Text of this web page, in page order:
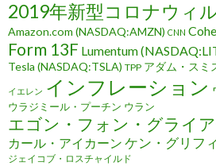
2019年新型コロナウィ
Amazon.com (NASDAQ:AMZN) CNN
Form 13F Lumentum
Tesla (NASDAQ:TSLA) TPP アダム・スミ
イエレン インフレーション
ウラジミール・プーチン ウラン
エゴン・フォン・グライ
カール・アイカーン ケン・グリフ
ジェイコブ・ロスチャイルド